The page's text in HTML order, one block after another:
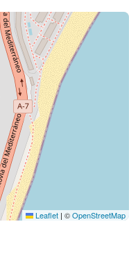
Leaflet | ©OpenStreetMap